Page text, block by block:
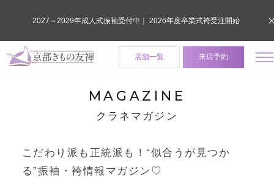
店舗一覧 来店予約
MAGAZINE
クラネマガジン
こだわり派も正統派も！“似合うが見つか
る”振袖・袴情報マガジン♡
2027～2029年成人式振袖受付中｜ 2026年度卒業式袴受注開始